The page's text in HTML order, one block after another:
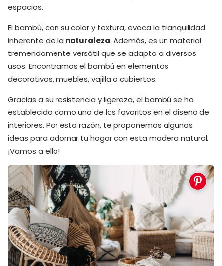
espacios.
El bambú, con su color y textura, evoca la tranquilidad
inherente de la naturaleza. Además, es un material
tremendamente versátil que se adapta a diversos
usos. Encontramos el bambú en elementos
decorativos, muebles, vajilla o cubiertos.
Gracias a su resistencia y ligereza, el bambú se ha
establecido como uno de los favoritos en el diseño de
interiores. Por esta razón, te proponemos algunas
ideas para adornar tu hogar con esta madera natural.
¡Vamos a ello!